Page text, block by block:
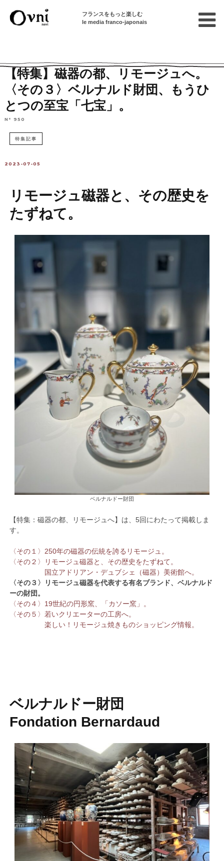
フランスをもっと楽しむ
le media franco-japonais
【特集】磁器の都、リモージュへ。
〈その３〉ベルナルド財団、もうひ
とつの至宝「七宝」。
N° 950
特集記事
2023-07-05
リモージュ磁器と、その歴史を
たずねて。
ベルナルドー財団
【特集：磁器の都、リモージュへ】は、5回にわたって掲載しま
す。
〈その１〉250年の磁器の伝統を誇るリモージュ。
〈その２〉リモージュ磁器と、その歴史をたずねて。
国立アドリアン・デュブシェ（磁器）美術館へ。
〈その３〉リモージュ磁器を代表する有名ブランド、ベルナルド
ーの財団。
〈その４〉19世紀の円形窯、「カソー窯」。
〈その５〉若いクリエーターの工房へ。
楽しい！リモージュ焼きものショッピング情報。
ベルナルドー財団
Fondation Bernardaud